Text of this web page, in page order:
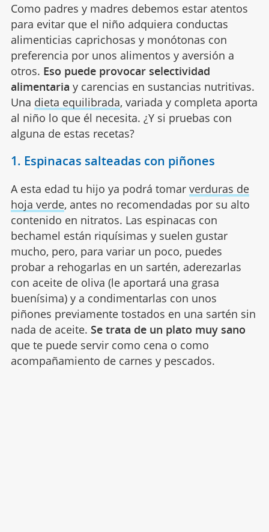
Como padres y madres debemos estar atentos
para evitar que el niño adquiera conductas
alimenticias caprichosas y monótonas con
preferencia por unos alimentos y aversión a
otros. Eso puede provocar selectividad
alimentaria y carencias en sustancias nutritivas.
Una dieta equilibrada, variada y completa aporta
al niño lo que él necesita. ¿Y si pruebas con
alguna de estas recetas?
1. Espinacas salteadas con piñones
A esta edad tu hijo ya podrá tomar verduras de
hoja verde, antes no recomendadas por su alto
contenido en nitratos. Las espinacas con
bechamel están riquísimas y suelen gustar
mucho, pero, para variar un poco, puedes
probar a rehogarlas en un sartén, aderezarlas
con aceite de oliva (le aportará una grasa
buenísima) y a condimentarlas con unos
piñones previamente tostados en una sartén sin
nada de aceite. Se trata de un plato muy sano
que te puede servir como cena o como
acompañamiento de carnes y pescados.